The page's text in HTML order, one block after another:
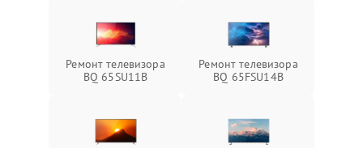
Ремонт телевизора
BQ 65SU11B
Ремонт телевизора
BQ 65FSU14B